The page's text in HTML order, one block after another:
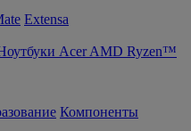
Extensa
Acer AMD Ryzen™
Компоненты